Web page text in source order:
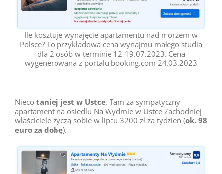
Ile kosztuje wynajęcie apartamentu nad morzem w
Polsce? To przykładowa cena wynajmu małego studia
dla 2 osób w terminie 12-19.07.2023. Cena
wygenerowana z portalu booking.com 24.03.2023
Nieco taniej jest w Ustce. Tam za sympatyczny
apartament na osiedlu Na Wydmie w Ustce Zachodniej
właściciele życzą sobie w lipcu 3200 zł za tydzień (ok. 98
euro za dobę).